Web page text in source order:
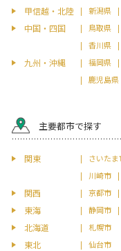
甲信越・北陸 新潟県
中国・四国 鳥取県
香川県
九州・沖縄 福岡県
鹿児島県
主要都市で探す
関東 さいたま
川崎市
関西 京都市
東海 静岡市
北海道 札幌市
東北 仙台市